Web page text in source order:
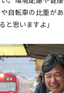
自転車の比重が
と思いますよ」